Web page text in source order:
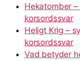
Hekatomber
korsordssvar
Heligt Krig –
korsordssvar
Vad betyder